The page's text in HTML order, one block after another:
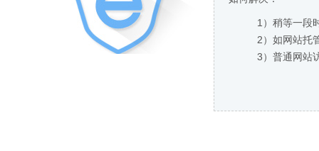
1）稍等一段
2）如网站托
3）普通网站